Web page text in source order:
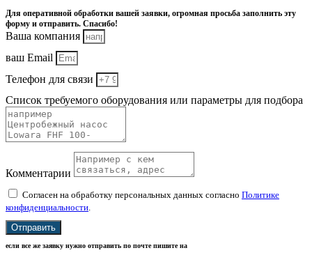
Для оперативной обработки вашей заявки, огромная просьба заполнить эту
форму и отправить. Спасибо!
Ваша компания
ваш Email
Телефон для связи
Список требуемого оборудования или параметры для подбора
Комментарии
Согласен на обработку персональных данных согласно Политике
конфиденциальности.
Отправить
если все же заявку нужно отправить по почте пишите на